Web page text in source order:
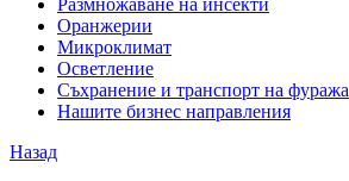
Размножаване на инсекти
Оранжерии
Микроклимат
Осветление
Съхранение и транспорт на фуража
Нашите бизнес направления
Назад